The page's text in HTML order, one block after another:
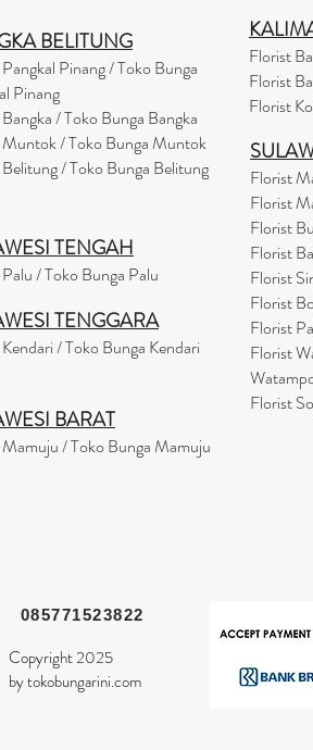
Florist
Florist
Florist
BELITUNG
Pinang / Toko Bunga
Pinang
/ Toko Bunga Bangka
/ Toko Bunga Muntok
/ Toko Bunga Belitung
TENGAH
/ Toko Bunga Palu
TENGGARA
/ Toko Bunga Kendari
Florist
Florist
Florist
Florist
Florist
Florist
Florist
Florist
Florist
BARAT
/ Toko Bunga Mamuju
Copyright 2025
by tokobungarini.com
085771523822